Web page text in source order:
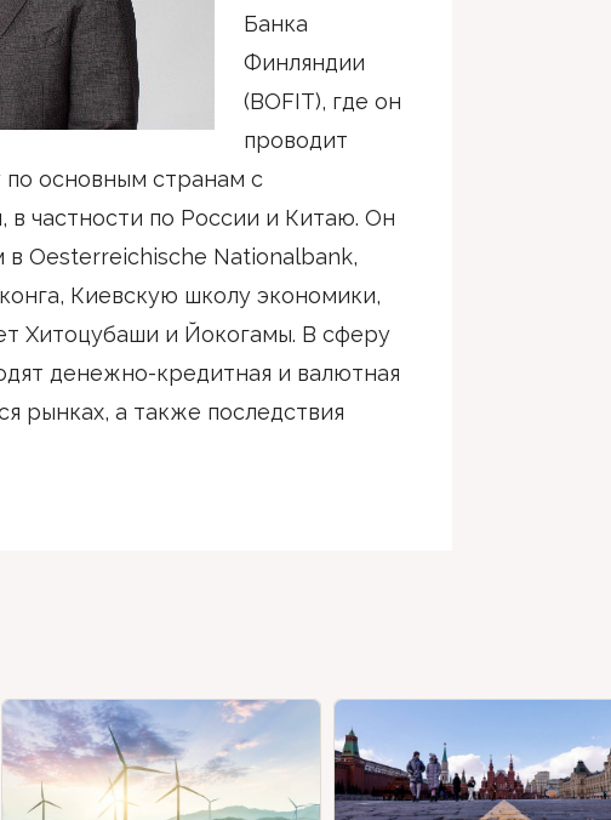
Банка
Финляндии
(BOFIT), где он
проводит
по основным странам с
частности по России и Китаю. Он
Oesterreichische Nationalbank,
Киевскую школу экономики,
Хитоцубаши и Йокогамы. В сферу
денежно-кредитная и валютная
рынках, а также последствия